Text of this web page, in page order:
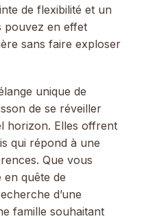
de flexibilité et un
pouvez en effet
sans faire exploser
unique de
de se réveiller
horizon. Elles offrent
qui répond à une
Que vous
quête de
d’une
famille souhaitant